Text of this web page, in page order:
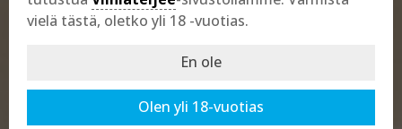
vielä tästä, oletko yli 18 -vuotias.
En ole
Olen yli 18-vuotias